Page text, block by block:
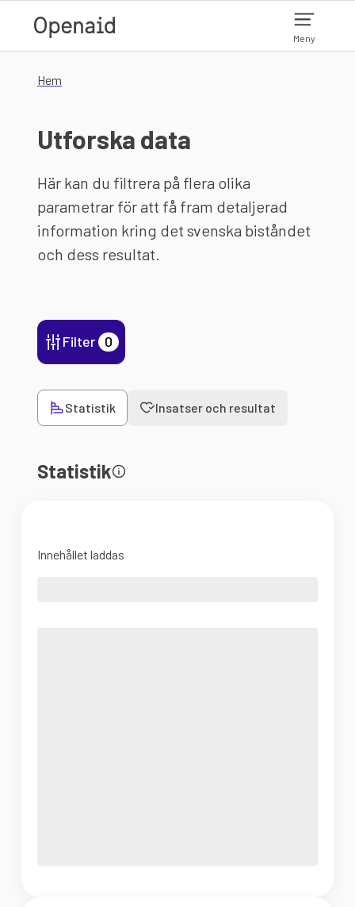
Meny
Hem
Utforska data
Här kan du filtrera på flera olika
parametrar för att få fram detaljerad
information kring det svenska biståndet
och dess resultat.
Filter 0
Statistik Insatser och resultat
Statistik
Innehållet laddas